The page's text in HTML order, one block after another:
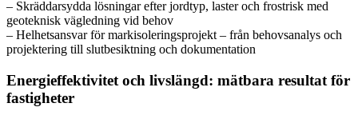
– Skräddarsydda lösningar efter jordtyp, laster och frostrisk med
geoteknisk vägledning vid behov
– Helhetsansvar för markisoleringsprojekt – från behovsanalys och
projektering till slutbesiktning och dokumentation
Energieffektivitet och livslängd: mätbara resultat för
fastigheter